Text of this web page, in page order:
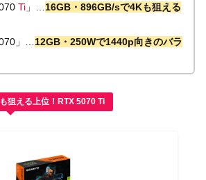
Ti 」… 16GB・896GB/sで4Kも狙える
」… 12GB・250Wで1440p向きのバラ
狙える上位！RTX 5070 Ti